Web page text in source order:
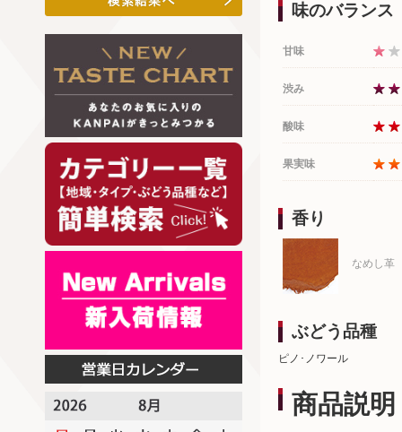
味のバランス
甘味
渋み
酸味
果実味
香り
なめし革
ぶどう品種
ピノ･ノワール
商品説明